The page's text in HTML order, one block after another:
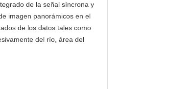
de la señal síncrona y
imagen panorámicos en el
de los datos tales como
del río, área del